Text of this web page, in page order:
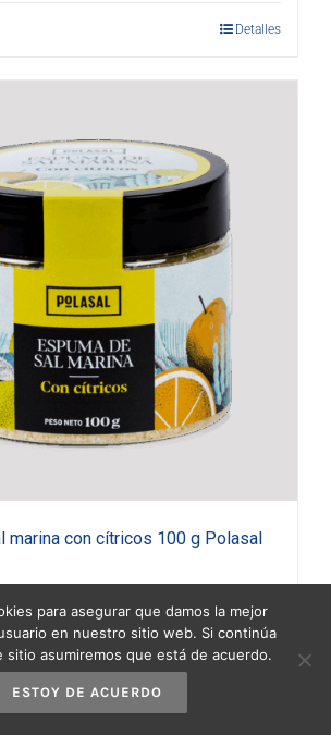
Detalles
marina con cítricos 100 g Polasal
para asegurar que damos la mejor
en nuestro sitio web. Si continúa
sitio asumiremos que está de acuerdo.
ESTOY DE ACUERDO